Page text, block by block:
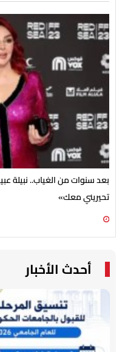
بعد سنوات من الغياب.. نبيلة
تحيريني معك»
أحدث الأخبار